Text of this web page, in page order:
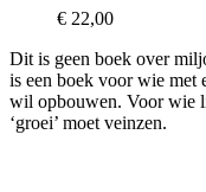
€ 22,00
Dit is geen boek over
is een boek voor wie met
wil opbouwen. Voor wie
‘groei’ moet veinzen.